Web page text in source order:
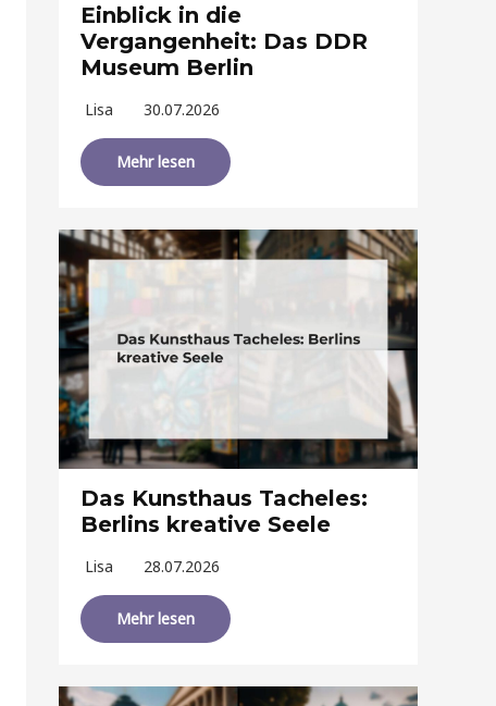
Einblick in die
Vergangenheit: Das DDR
Museum Berlin
Lisa 30.07.2026
Mehr lesen
Das Kunsthaus Tacheles:
Berlins kreative Seele
Lisa 28.07.2026
Mehr lesen